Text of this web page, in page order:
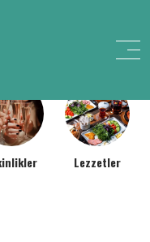
Lezzetler